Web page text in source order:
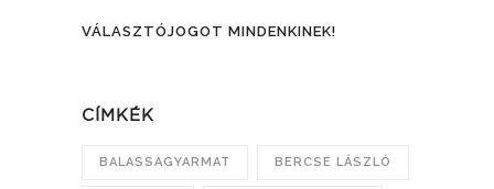
VÁLASZTÓJOGOT MINDENKINEK!
CÍMKÉK
BALASSAGYARMAT BERCSE LÁSZLÓ